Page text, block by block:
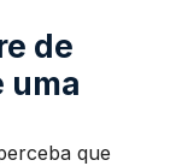
de
uma
que